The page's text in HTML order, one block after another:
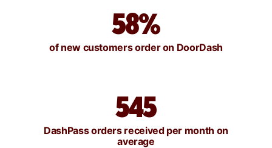
58%
of new customers order on DoorDash
545
DashPass orders received per month on
average